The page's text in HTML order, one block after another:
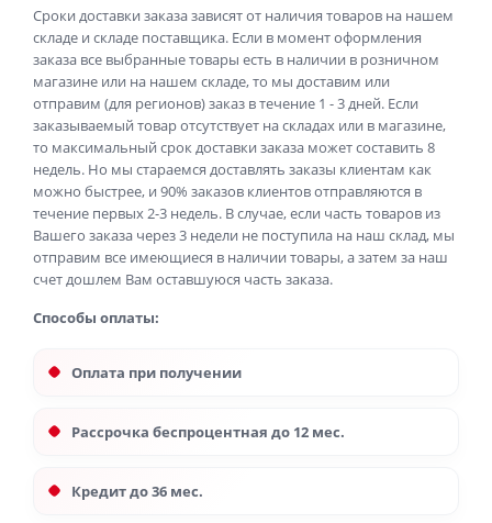
Сроки доставки заказа зависят от наличия товаров на нашем
складе и складе поставщика. Если в момент оформления
заказа все выбранные товары есть в наличии в розничном
магазине или на нашем складе, то мы доставим или
отправим (для регионов) заказ в течение 1 - 3 дней. Если
заказываемый товар отсутствует на складах или в магазине,
то максимальный срок доставки заказа может составить 8
недель. Но мы стараемся доставлять заказы клиентам как
можно быстрее, и 90% заказов клиентов отправляются в
течение первых 2-3 недель. В случае, если часть товаров из
Вашего заказа через 3 недели не поступила на наш склад, мы
отправим все имеющиеся в наличии товары, а затем за наш
счет дошлем Вам оставшуюся часть заказа.
Способы оплаты:
Оплата при получении
Рассрочка беспроцентная до 12 мес.
Кредит до 36 мес.